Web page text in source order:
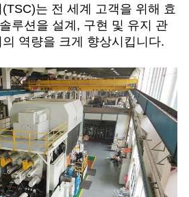
는 전 세계 고객을 위해 효
루션을 설계, 구현 및 유지 관
역량을 크게 향상시킵니다.